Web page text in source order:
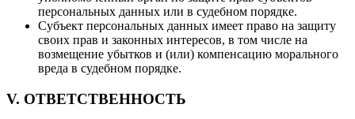
персональных данных или в судебном порядке.
Субъект персональных данных имеет право на защиту
своих прав и законных интересов, в том числе на
возмещение убытков и (или) компенсацию морального
вреда в судебном порядке.
V. ОТВЕТСТВЕННОСТЬ